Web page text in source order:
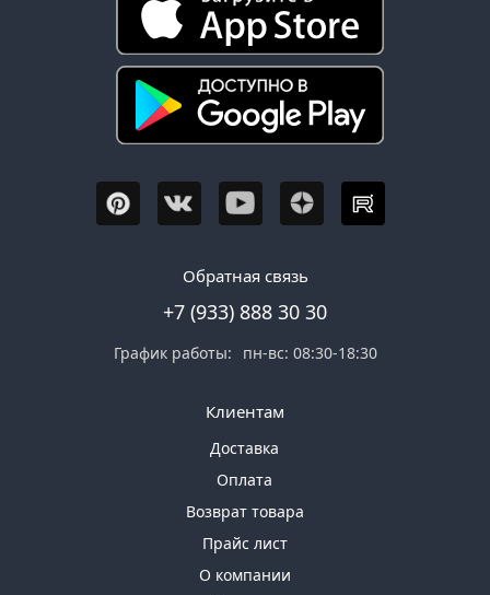
Обратная связь
+7 (933) 888 30 30
График работы: пн-вс: 08:30-18:30
Клиентам
Доставка
Оплата
Возврат товара
Прайс лист
О компании